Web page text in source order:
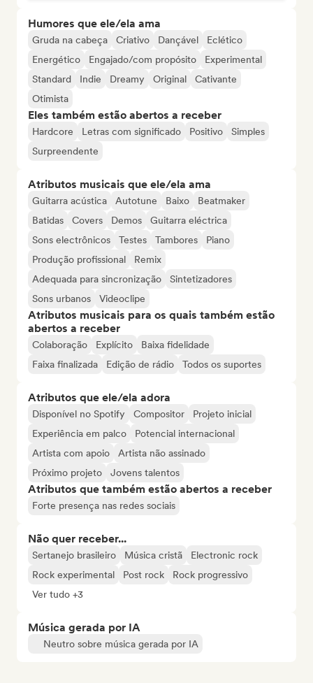
Humores que ele/ela ama
Gruda na cabeça Criativo Dançável
Eclético
Energético
Engajado/com propósito
Experimental
Standard
Indie Dreamy Original
Cativante
Otimista
Eles também estão abertos a receber
Hardcore Letras com significado Positivo
Simples
Surpreendente
Atributos musicais que ele/ela ama
Guitarra acústica Autotune Baixo
Beatmaker
Batidas
Covers Demos
Guitarra eléctrica
Sons electrônicos
Testes Tambores
Piano
Produção profissional
Remix
Adequada para sincronização
Sintetizadores
Sons urbanos
Videoclipe
Atributos musicais para os quais também estão
abertos a receber
Colaboração Explícito
Baixa fidelidade
Faixa finalizada
Edição de rádio Todos os suportes
Atributos que ele/ela adora
Disponível no Spotify Compositor
Projeto inicial
Experiência em palco
Potencial internacional
Artista com apoio
Artista não assinado
Próximo projeto
Jovens talentos
Atributos que também estão abertos a receber
Forte presença nas redes sociais
Não quer receber...
Sertanejo brasileiro Música cristã
Electronic rock
Rock experimental
Post rock
Rock progressivo
Ver tudo +3
Música gerada por IA
Neutro sobre música gerada por IA